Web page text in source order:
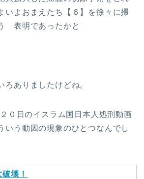
いよおまえたち【６】を徐々に掃
表明であったかと
ろありましたけどね。
０日のイスラム国日本人処刑動画
う動因の現象のひとつなんでし
壊！